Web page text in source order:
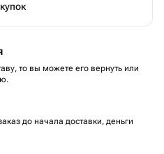
то вы можете его вернуть или
до начала доставки, деньги